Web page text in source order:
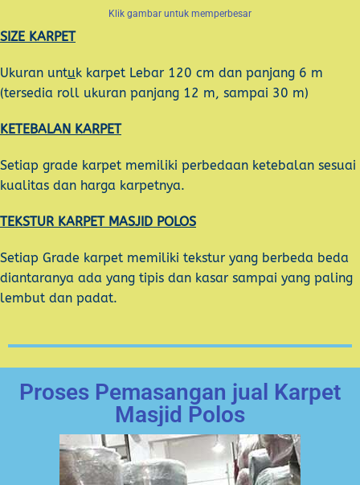
Klik gambar untuk memperbesar
SIZE KARPET
Ukuran untuk karpet Lebar 120 cm dan panjang 6 m
(tersedia roll ukuran panjang 12 m, sampai 30 m)
KETEBALAN KARPET
Setiap grade karpet memiliki perbedaan ketebalan sesuai
kualitas dan harga karpetnya.
TEKSTUR KARPET MASJID POLOS
Setiap Grade karpet memiliki tekstur yang berbeda beda
diantaranya ada yang tipis dan kasar sampai yang paling
lembut dan padat.
Proses Pemasangan jual Karpet
Masjid Polos